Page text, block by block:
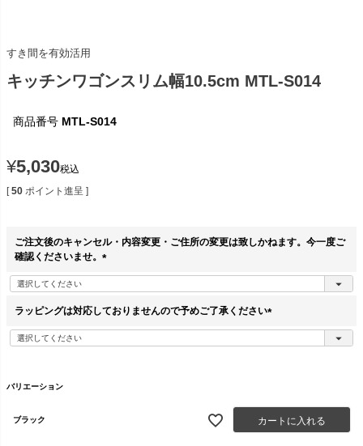
すき間を有効活用
キッチンワゴンスリム幅10.5cm MTL-S014
商品番号 MTL-S014
¥5,030税込
[ 50 ポイント進呈 ]
ご注文後のキャンセル・内容変更・ご住所の変更は致しかねます。今一度ご
確認くださいませ。
(
必
ラッピングは対応しておりませんので予めご了承ください
(
必
バリエーション
ブラック カートに入れる